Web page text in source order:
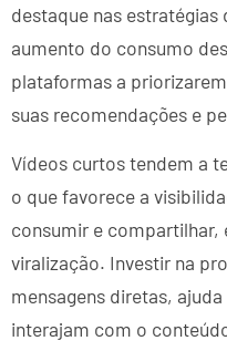
destaque nas estratégias
aumento do consumo
plataformas a
suas recomendações e
Vídeos curtos tendem a
o que favorece a
consumir e compartilhar,
viralização. Investir na
mensagens diretas,
interajam com o